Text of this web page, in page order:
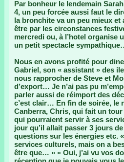
Par bonheur le lendemain
4, un peu forcée aussi faut le
la bronchite va un peu mieux
être par les circonstances
mercredi ou, à l’hotel organise
un petit spectacle
Nous en avons profité pour
Gabriel, son « assistant » des
nous rapprocher de Steve et
d’export… Je n’ai pas pu
parler aussi de réimport des
c’est clair… En fin de soirée, le
Canberra, Chris, qui fait un
qui pourraient servir à ses
jour qu’il allait passer 3 jours
questions sur les énergies etc.
services culturels, mais on a
être que… » « Oui, j’ai vu vos